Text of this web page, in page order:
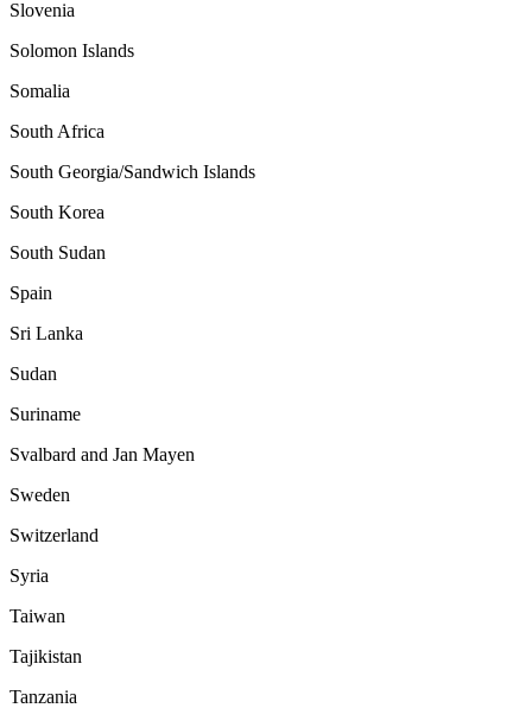
Slovenia
Solomon Islands
Somalia
South Africa
South Georgia/Sandwich Islands
South Korea
South Sudan
Spain
Sri Lanka
Sudan
Suriname
Svalbard and Jan Mayen
Sweden
Switzerland
Syria
Taiwan
Tajikistan
Tanzania